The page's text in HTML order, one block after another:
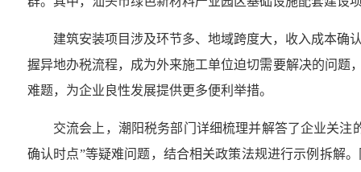
建筑安装项目涉及环节多、地域跨度大，收入成本确
握异地办税流程，成为外来施工单位迫切需要解决的问题
难题，为企业良性发展提供更多便利举措。
交流会上，潮阳税务部门详细梳理并解答了企业关
确认时点”等疑难问题，结合相关政策法规进行示例拆解